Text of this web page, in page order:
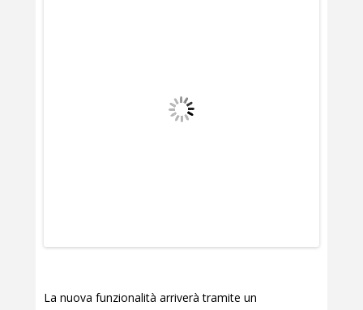
La nuova funzionalità arriverà tramite un